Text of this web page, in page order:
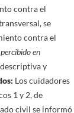
contra el
se
contra el
en
y
Los cuidadores
1 y 2, de
civil se informó